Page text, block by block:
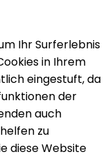
Ihr Surferlebnis
in Ihrem
eingestuft, da
der
auch
zu
diese Website